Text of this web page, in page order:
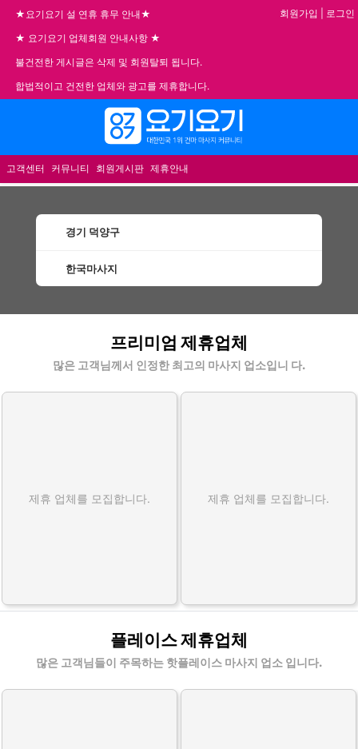
★요기요기 설 연휴 휴무 안내★
★ 요기요기 업체회원 안내사항 ★
불건전한 게시글은 삭제 및 회원탈퇴 됩니다.
합법적이고 건전한 업체와 광고를 제휴합니다.
회원가입 로그인
고객센터 커뮤니티 회원게시판 제휴안내
경기 덕양구
한국마사지
프리미엄 제휴업체
많은 고객님께서 인정한 최고의 마사지 업소입니 다.
제휴 업체를 모집합니다. 제휴 업체를 모집합니다.
플레이스 제휴업체
많은 고객님들이 주목하는 핫플레이스 마사지 업소 입니다.